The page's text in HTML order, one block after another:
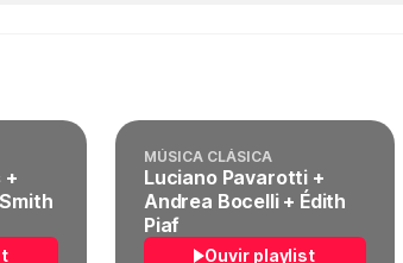
+
MÚSICA CLÁSICA
Luciano Pavarotti +
Andrea Bocelli + Édith
Piaf
Ouvir playlist